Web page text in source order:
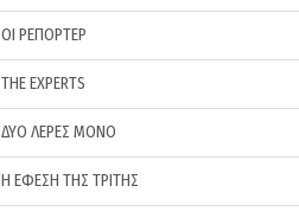
ΟΙ ΡΕΠΟΡΤΕΡ
THE EXPERTS
ΔΥΟ ΛΕΡΕΣ ΜΟΝΟ
Η ΕΦΕΣΗ ΤΗΣ ΤΡΙΤΗΣ